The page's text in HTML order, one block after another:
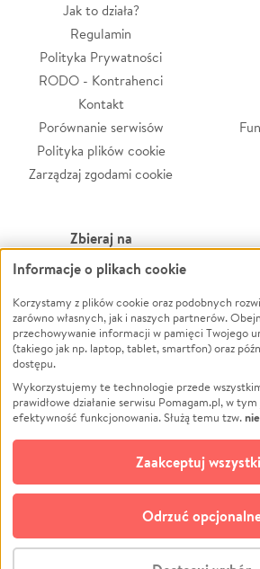
Jak to działa?
Regulamin
Polityka Prywatności
RODO - Kontrahenci
Kontakt
Porównanie serwisów
Polityka plików cookie
Zarządzaj zgodami cookie
Zbieraj na
Leczenie
Zwierzęta
Pożar
Ukraina
Pomoc Finansowa
Projekty
Pogrzeb
Społeczność lokalna
Kultura
© CROWDING SP. Z
Informacje o plikach cookie
Korzystamy z plików cookie oraz podobnych
zarówno własnych, jak i naszych partnerów.
przechowywanie informacji w pamięci Twojego
(takiego jak np. laptop, tablet, smartfon) oraz
dostępu.
Wykorzystujemy te technologie przede
prawidłowe działanie serwisu Pomagam.pl, w
efektywność funkcjonowania. Służą temu tzw.
opcjonalnych plików cookie
technologii do celów analitycznych i
zgodę na ich stosowanie lub jej odmówić. W
możliwość zmiany swoich preferencji na stronie
do której link znajdziesz w stopce serwisu
cookie wykorzystywane są w następujących
Odrzuć
Zaakceptuj